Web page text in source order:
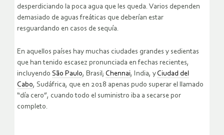
desperdiciando la poca agua que les queda. Varios dependen
demasiado de aguas freáticas que deberían estar
resguardando en casos de sequía.
En aquellos países hay muchas ciudades grandes y sedientas
que han tenido escasez pronunciada en fechas recientes,
incluyendo São Paulo, Brasil; Chennai, India, y Ciudad del
Cabo, Sudáfrica, que en 2018 apenas pudo superar el llamado
“día cero”, cuando todo el suministro iba a secarse por
completo.